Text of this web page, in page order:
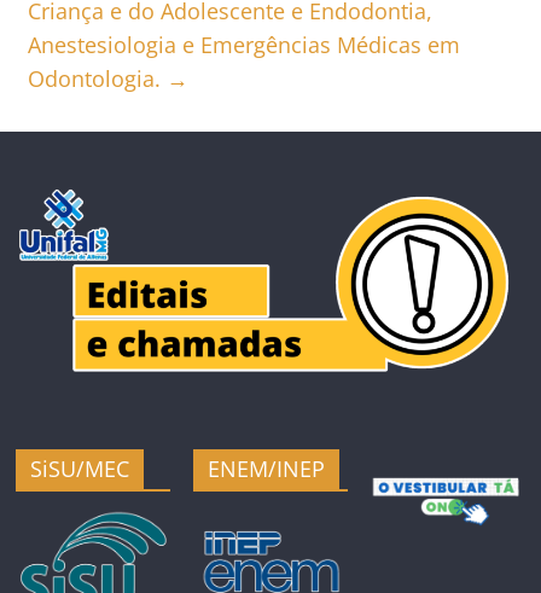
Criança e do Adolescente e Endodontia,
Anestesiologia e Emergências Médicas em
Odontologia. →
SiSU/MEC ENEM/INEP